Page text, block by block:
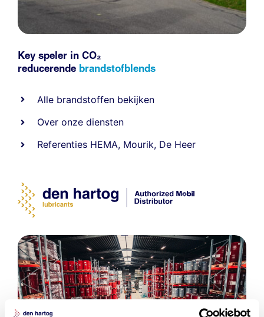
Key speler in CO₂
reducerende brandstofblends
Alle brandstoffen bekijken
Over onze diensten
Referenties HEMA, Mourik, De Heer